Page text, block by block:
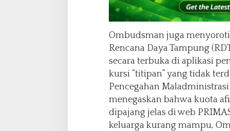
Ombudsman juga
Rencana Daya Tampung
secara terbuka di aplikasi
kursi “titipan” yang tidak
Pencegahan
menegaskan bahwa kuota
dipajang jelas di web
keluarga kurang mampu,